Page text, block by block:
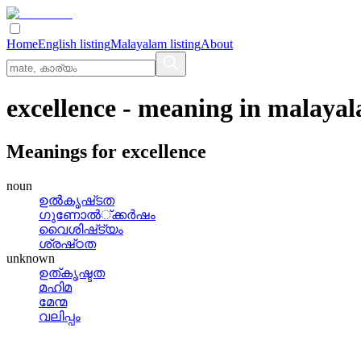
HomeEnglish listingMalayalam listingAbout
excellence - meaning in
Meanings for excellence
noun
ഉല്‍കൃഷ്‌ടത
ഗുണോല്‍്‌ക്കര്‍ഷം
വൈശിഷ്‌ട്യം
ശ്രഷ്‌ഠത
unknown
ഉത്കൃഷ്ടത
മഹിമ
മേന്മ
വലിപ്പം